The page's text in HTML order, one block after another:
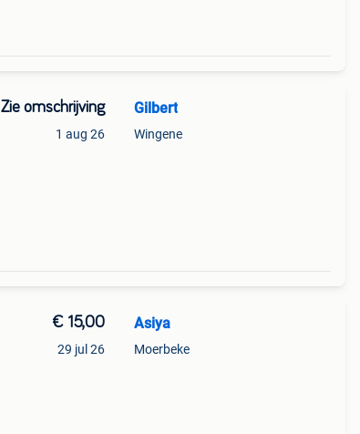
Zie omschrijving
1 aug 26
Gilbert
Wingene
€ 15,00
29 jul 26
Asiya
Moerbeke